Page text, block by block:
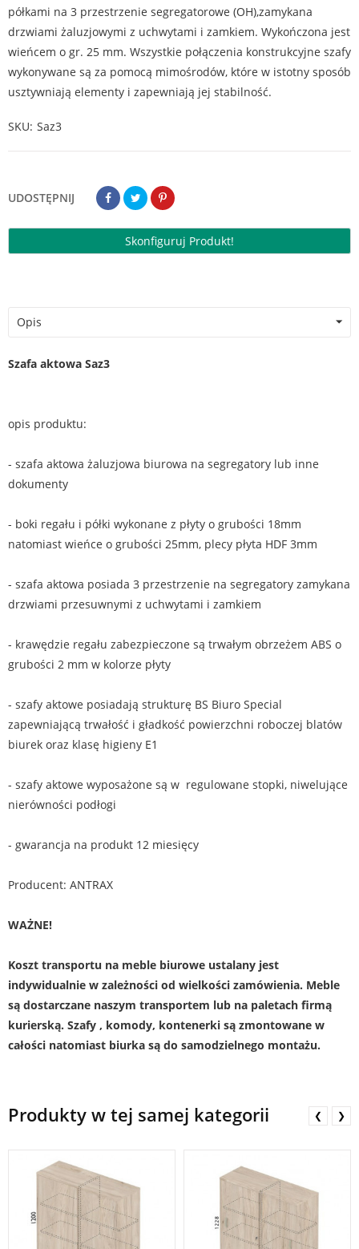
półkami na 3 przestrzenie segregatorowe (OH),zamykana
drzwiami żaluzjowymi z uchwytami i zamkiem. Wykończona jest
wieńcem o gr. 25 mm. Wszystkie połączenia konstrukcyjne szafy
wykonywane są za pomocą mimośrodów, które w istotny sposób
usztywniają elementy i zapewniają jej stabilność.
SKU Saz3
UDOSTĘPNIJ
Skonfiguruj Produkt!
Opis
Szafa aktowa Saz3
opis produktu:
- szafa aktowa żaluzjowa biurowa na segregatory lub inne
dokumenty
- boki regału i półki wykonane z płyty o grubości 18mm
natomiast wieńce o grubości 25mm, plecy płyta HDF 3mm
- szafa aktowa posiada 3 przestrzenie na segregatory zamykana
drzwiami przesuwnymi z uchwytami i zamkiem
- krawędzie regału zabezpieczone są trwałym obrzeżem ABS o
grubości 2 mm w kolorze płyty
- szafy aktowe posiadają strukturę BS Biuro Special
zapewniającą trwałość i gładkość powierzchni roboczej blatów
biurek oraz klasę higieny E1
- szafy aktowe wyposażone są w regulowane stopki, niwelujące
nierówności podłogi
- gwarancja na produkt 12 miesięcy
Producent: ANTRAX
WAŻNE!
Koszt transportu na meble biurowe ustalany jest
indywidualnie w zależności od wielkości zamówienia. Meble
są dostarczane naszym transportem lub na paletach firmą
kurierską. Szafy , komody, kontenerki są zmontowane w
całości natomiast biurka są do samodzielnego montażu.
Produkty w tej samej kategorii ❮ ❯